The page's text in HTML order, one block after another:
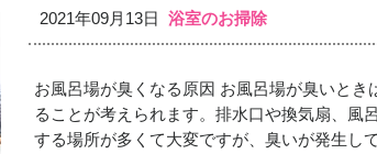
2021年09月13日 浴室のお掃除
お風呂場が臭くなる原因 お風呂場が臭いとき
ることが考えられます。排水口や換気扇、風
する場所が多くて大変ですが、臭いが発生し